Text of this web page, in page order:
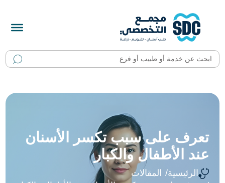
تعرف على سبب تكسر الأسنان
عند الأطفال والكبار
الرئيسية
المقالات